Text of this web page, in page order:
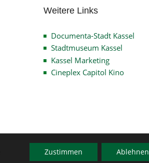
Weitere Links
Documenta-Stadt Kassel
Stadtmuseum Kassel
Kassel Marketing
Cineplex Capitol Kino
Zustimmen Ablehnen